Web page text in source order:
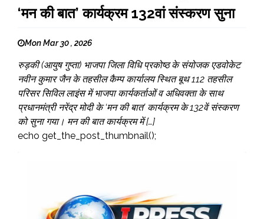
‘मन की बात’ कार्यक्रम 132वां संस्करण सुना
Mon Mar 30 , 2026
रुड़की (आयुष गुप्ता) भाजपा जिला विधि प्रकोष्ठ के संयोजक एडवोकेट
नवीन कुमार जैन के तहसील कैम्प कार्यालय स्थित बूथ 112 तहसील
परिसर सिविल लाइंस में भाजपा कार्यकर्ताओं व अधिवक्ता के साथ
प्रधानमंत्री नरेंद्र मोदी के ‘मन की बात’ कार्यक्रम के 132वें संस्करण
को सुना गया। मन की बात कार्यक्रम में […]
echo get_the_post_thumbnail();